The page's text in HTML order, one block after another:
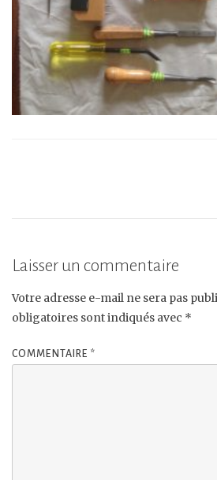
Laisser un commentaire
Votre adresse e-mail ne sera pas
obligatoires sont indiqués avec *
COMMENTAIRE *